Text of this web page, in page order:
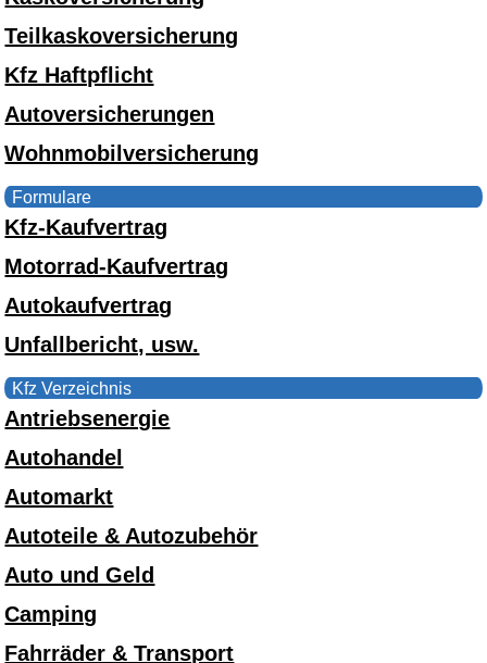
Teilkaskoversicherung
Kfz Haftpflicht
Autoversicherungen
Wohnmobilversicherung
Formulare
Kfz-Kaufvertrag
Motorrad-Kaufvertrag
Autokaufvertrag
Unfallbericht, usw.
Kfz Verzeichnis
Antriebsenergie
Autohandel
Automarkt
Autoteile & Autozubehör
Auto und Geld
Camping
Fahrräder & Transport